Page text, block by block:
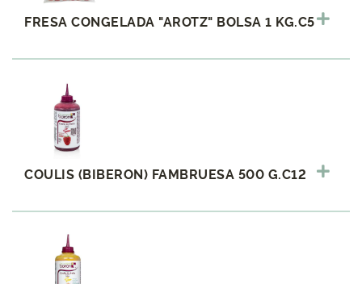
FRESA CONGELADA "AROTZ" BOLSA 1 KG.C5
COULIS (BIBERON) FAMBRUESA 500 G.C12